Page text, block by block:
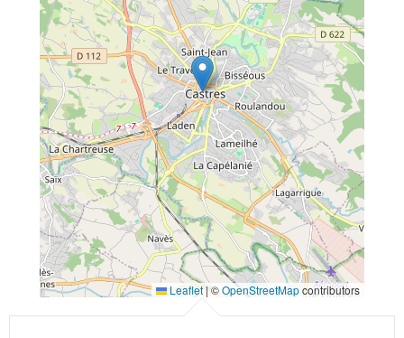
Leaflet|©OpenStreetMapcontributors